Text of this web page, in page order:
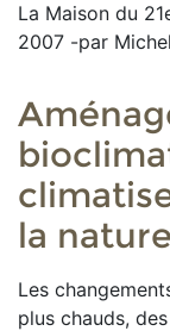
La Maison du
2007 -par
la nature
Les
plus chauds,